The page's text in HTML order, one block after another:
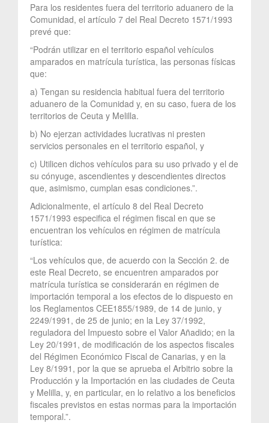
Para los residentes fuera del territorio aduanero de la
Comunidad, el artículo 7 del Real Decreto 1571/1993
prevé que:
“Podrán utilizar en el territorio español vehículos
amparados en matrícula turística, las personas físicas
que:
a) Tengan su residencia habitual fuera del territorio
aduanero de la Comunidad y, en su caso, fuera de los
territorios de Ceuta y Melilla.
b) No ejerzan actividades lucrativas ni presten
servicios personales en el territorio español, y
c) Utilicen dichos vehículos para su uso privado y el de
su cónyuge, ascendientes y descendientes directos
que, asimismo, cumplan esas condiciones.”.
Adicionalmente, el artículo 8 del Real Decreto
1571/1993 especifica el régimen fiscal en que se
encuentran los vehículos en régimen de matrícula
turística:
“Los vehículos que, de acuerdo con la Sección 2. de
este Real Decreto, se encuentren amparados por
matrícula turística se considerarán en régimen de
importación temporal a los efectos de lo dispuesto en
los Reglamentos CEE1855/1989, de 14 de junio, y
2249/1991, de 25 de junio; en la Ley 37/1992,
reguladora del Impuesto sobre el Valor Añadido; en la
Ley 20/1991, de modificación de los aspectos fiscales
del Régimen Económico Fiscal de Canarias, y en la
Ley 8/1991, por la que se aprueba el Arbitrio sobre la
Producción y la Importación en las ciudades de Ceuta
y Melilla, y, en particular, en lo relativo a los beneficios
fiscales previstos en estas normas para la importación
temporal.”.